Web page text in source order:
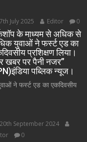
7th July 2025 Editor 0
के माध्यम से अधिक से
युवाओं ने फर्स्ट एड का
प्रशिक्षण लिया।
खबर पर पैनी नजर”
पब्लिक न्यूज।
ने फर्स्ट एड का एकदिवसीय
20th September 2024
0